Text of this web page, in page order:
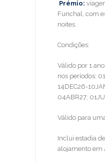
Prémio:
Funchal, com
noites.
Condições:
Válido por 1
nos períodos:
14DEC26-
04ABR27;
Válido para
Inclui estadia
alojamento em